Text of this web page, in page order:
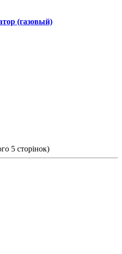
(газовый)
5 сторінок)